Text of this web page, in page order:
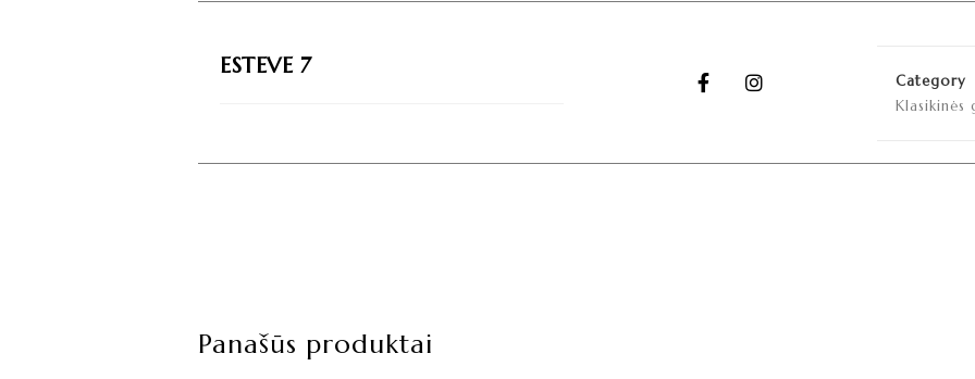
ESTEVE 7
Category
Klasikinės
Panašūs produktai